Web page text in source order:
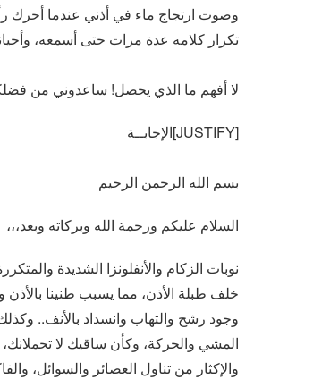
وصوت ارتجاج ماء في أذني عندما أحرك
تكرار كلامه عدة مرات حتى أسمعه،
لا أفهم ما الذي يحصل! ساعدوني من
[JUSTIFY]الإجابــة
بسم الله الرحمن الرحيم
السلام عليكم ورحمة الله وبركاته وبعد،،،
نوبات الزكام والأنفلونزا الشديدة
خلف طبلة الأذن، مما يسبب طنينا
وجود رشح والتهاب وانسداد بالأنف..
المشي والحركة، وكأن ساقيك لا
والإكثار من تناول العصائر والسوائل،